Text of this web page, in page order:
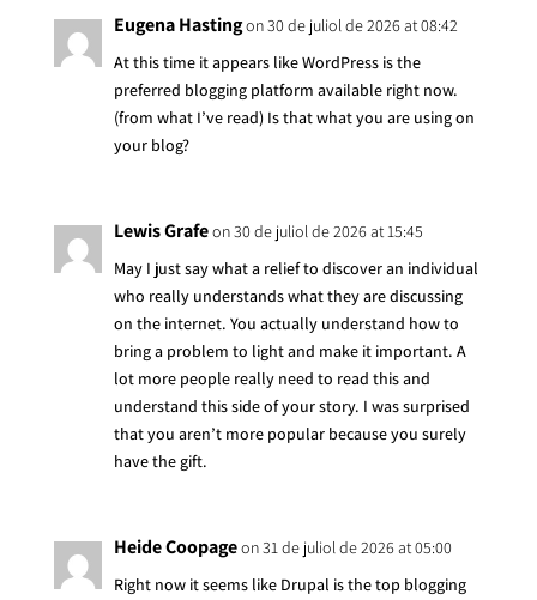
Eugena Hastingon 30 de juliol de 2026 at 08:42
At this time it appears like WordPress is the
preferred blogging platform available right now.
(from what I’ve read) Is that what you are using on
your blog?
Lewis Grafeon 30 de juliol de 2026 at 15:45
May I just say what a relief to discover an individual
who really understands what they are discussing
on the internet. You actually understand how to
bring a problem to light and make it important. A
lot more people really need to read this and
understand this side of your story. I was surprised
that you aren’t more popular because you surely
have the gift.
Heide Coopageon 31 de juliol de 2026 at 05:00
Right now it seems like Drupal is the top blogging